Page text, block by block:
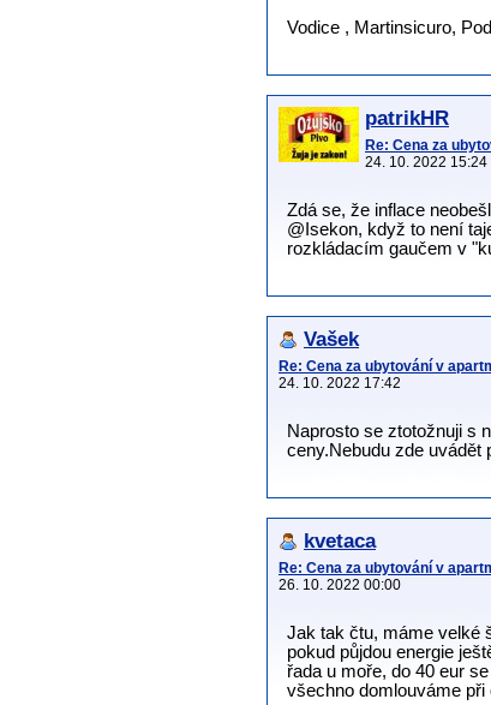
Vodice , Martinsicuro,
patrikHR
Re: Cena za
24. 10. 2022 15:24
Zdá se, že inflace
@Isekon, když to není
rozkládacím gaučem v
Vašek
Re: Cena za ubytování v
24. 10. 2022 17:42
Naprosto se ztotožnuji s
ceny.Nebudu zde uvádět
kvetaca
Re: Cena za ubytování v
26. 10. 2022 00:00
Jak tak čtu, máme velké
pokud půjdou energie
řada u moře, do 40 eur
všechno domlouváme při